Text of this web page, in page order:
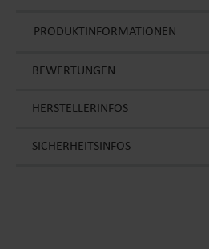
PRODUKTINFORMATIONEN
BEWERTUNGEN
HERSTELLERINFOS
SICHERHEITSINFOS